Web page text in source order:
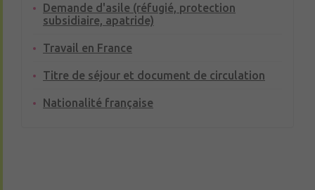
Demande d'asile (réfugié, protection
subsidiaire, apatride)
Travail en France
Titre de séjour et document de circulation
Nationalité française